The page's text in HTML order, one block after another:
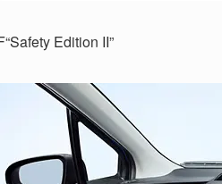
Edition II”